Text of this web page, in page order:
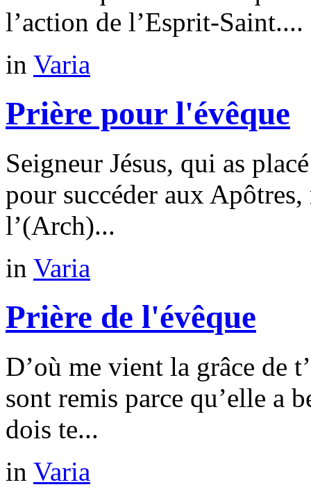
l’action de l’Esprit-Saint....
in Varia
Prière pour l'évêque
Seigneur Jésus, qui as
pour succéder aux
l’(Arch)...
in Varia
Prière de l'évêque
D’où me vient la grâce de
sont remis parce qu’elle a
dois te...
in Varia